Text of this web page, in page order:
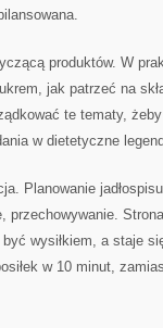
produktów. W
jak patrzeć na
te tematy,
w dietetyczne
Planowanie
przechowywanie.
wysiłkiem, a staje
w 10 minut,